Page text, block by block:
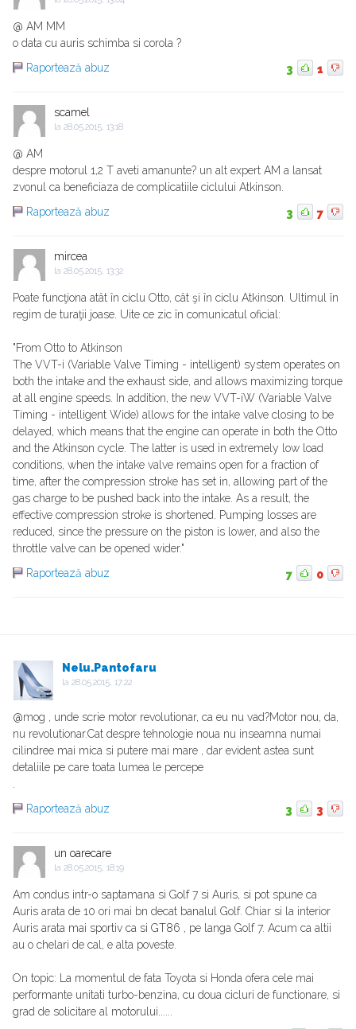
@ AM MM
o data cu auris schimba si corola ?
Raportează abuz
3 1
scamel
la 28.05.2015, 13:18
@ AM
despre motorul 1,2 T aveti amanunte? un alt expert AM a lansat
zvonul ca beneficiaza de complicatiile ciclului Atkinson.
Raportează abuz
3 7
mircea
la 28.05.2015, 13:32
Poate funcţiona atât în ciclu Otto, cât şi în ciclu Atkinson. Ultimul în
regim de turaţii joase. Uite ce zic în comunicatul oficial:
"From Otto to Atkinson
The VVT-i (Variable Valve Timing - intelligent) system operates on
both the intake and the exhaust side, and allows maximizing torque
at all engine speeds. In addition, the new VVT-iW (Variable Valve
Timing - intelligent Wide) allows for the intake valve closing to be
delayed, which means that the engine can operate in both the Otto
and the Atkinson cycle. The latter is used in extremely low load
conditions, when the intake valve remains open for a fraction of
time, after the compression stroke has set in, allowing part of the
gas charge to be pushed back into the intake. As a result, the
effective compression stroke is shortened. Pumping losses are
reduced, since the pressure on the piston is lower, and also the
throttle valve can be opened wider."
Raportează abuz
7 0
Nelu.Pantofaru
la 28.05.2015, 17:22
@mog , unde scrie motor revolutionar, ca eu nu vad?Motor nou, da,
nu revolutionar.Cat despre tehnologie noua nu inseamna numai
cilindree mai mica si putere mai mare , dar evident astea sunt
detaliile pe care toata lumea le percepe
.
Raportează abuz
3 3
un oarecare
la 28.05.2015, 18:19
Am condus intr-o saptamana si Golf 7 si Auris, si pot spune ca
Auris arata de 10 ori mai bn decat banalul Golf. Chiar si la interior
Auris arata mai sportiv ca si GT86 , pe langa Golf 7. Acum ca altii
au o chelari de cal, e alta poveste.
On topic: La momentul de fata Toyota si Honda ofera cele mai
performante unitati turbo-benzina, cu doua cicluri de functionare, si
grad de solicitare al motorului......